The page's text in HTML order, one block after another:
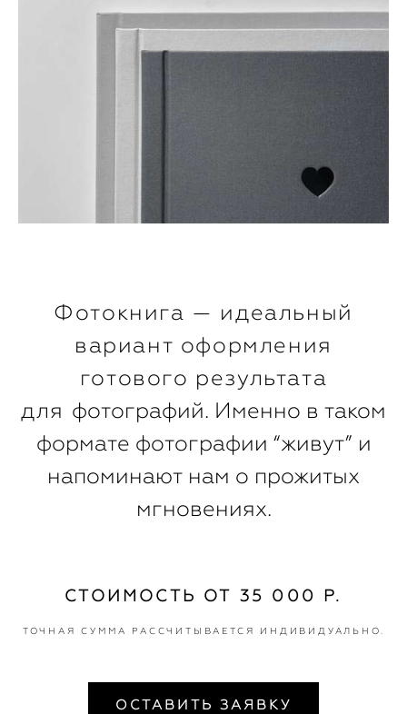
Фотокнига — идеальный
вариант оформления
готового результата
для фотографий. Именно в таком
формате фотографии “живут” и
напоминают нам о прожитых
мгновениях.
СТОИМОСТЬ ОТ 35 000 Р.
ТОЧНАЯ СУММА РАССЧИТЫВАЕТСЯ ИНДИВИДУАЛЬНО.
ОСТАВИТЬ ЗАЯВКУ